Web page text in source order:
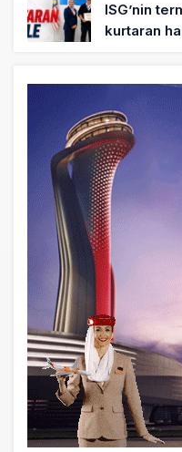
ISG’nin
kurtaran
AJet’ten
İndirim
24 saat önce
THY’nin
yüzde 71